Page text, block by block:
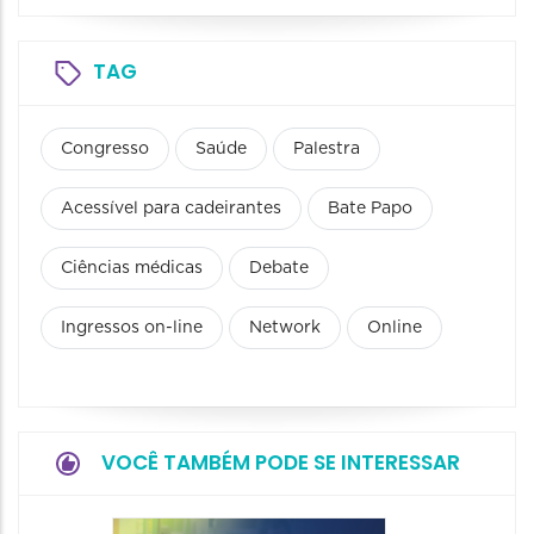
TAG
Congresso Saúde Palestra
Acessível para cadeirantes Bate Papo
Ciências médicas Debate
Ingressos on-line Network Online
VOCÊ TAMBÉM PODE SE INTERESSAR